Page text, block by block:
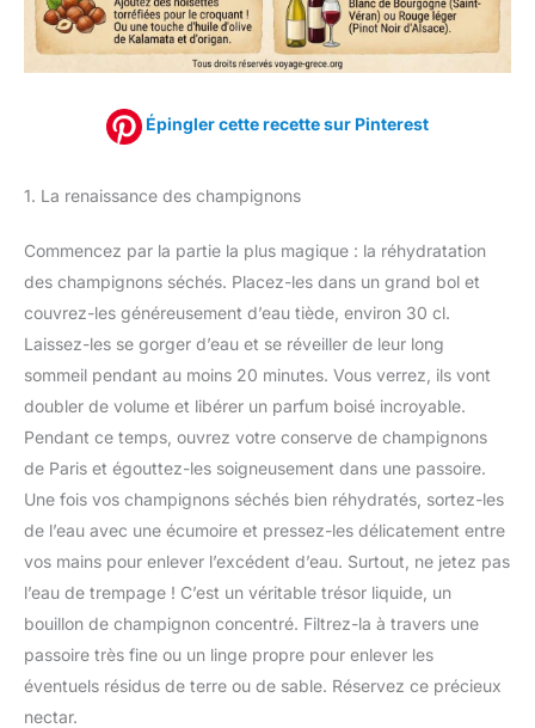
Épingler cette recette sur Pinterest
1. La renaissance des champignons
Commencez par la partie la plus magique : la réhydratation
des champignons séchés. Placez-les dans un grand bol et
couvrez-les généreusement d’eau tiède, environ 30 cl.
Laissez-les se gorger d’eau et se réveiller de leur long
sommeil pendant au moins 20 minutes. Vous verrez, ils vont
doubler de volume et libérer un parfum boisé incroyable.
Pendant ce temps, ouvrez votre conserve de champignons
de Paris et égouttez-les soigneusement dans une passoire.
Une fois vos champignons séchés bien réhydratés, sortez-les
de l’eau avec une écumoire et pressez-les délicatement entre
vos mains pour enlever l’excédent d’eau. Surtout, ne jetez pas
l’eau de trempage ! C’est un véritable trésor liquide, un
bouillon de champignon concentré. Filtrez-la à travers une
passoire très fine ou un linge propre pour enlever les
éventuels résidus de terre ou de sable. Réservez ce précieux
nectar.